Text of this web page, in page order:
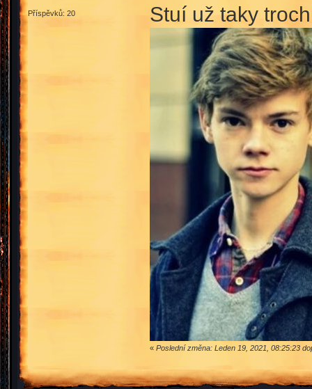
Příspěvků: 20 Stuí už taky
« Poslední změna: Leden 19, 2021, 08:25:23